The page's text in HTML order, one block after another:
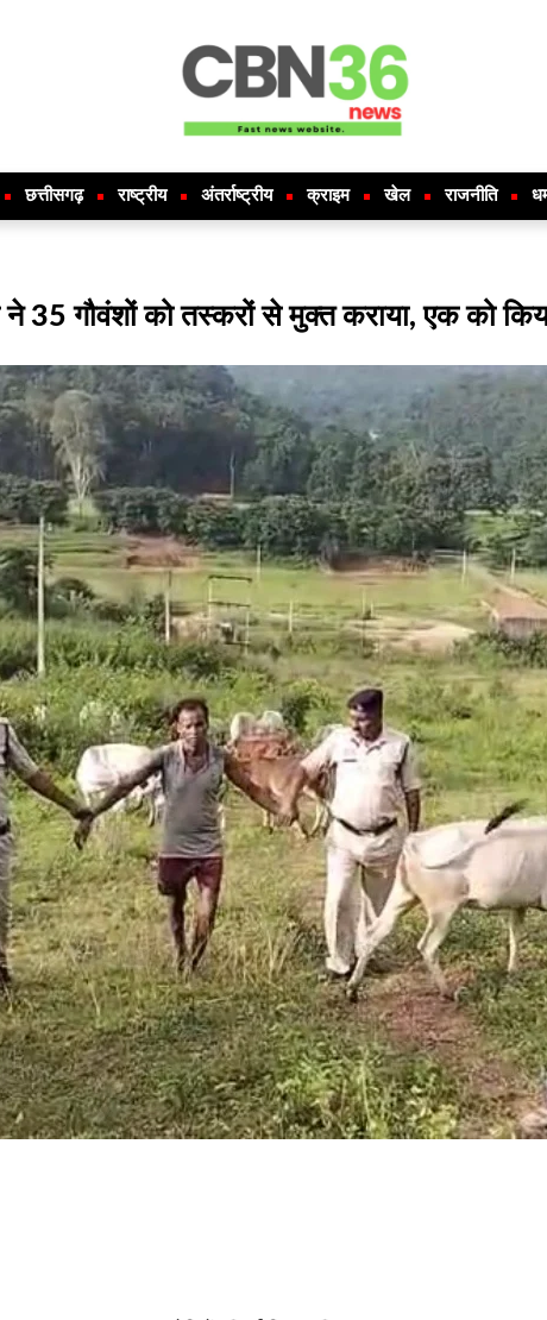
छत्तीसगढ़ राष्ट्रीय अंतर्राष्ट्रीय क्राइम खेल राजनीति
गौवंशों को तस्करों से मुक्त कराया, एक को किया